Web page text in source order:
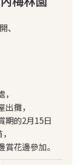
、
攤，
期的2月15日
花邊參加。